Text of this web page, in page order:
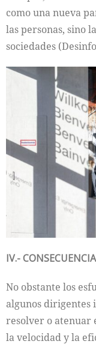
como una nueva
las personas, sino
sociedades
IV.-
No obstante los
algunos
resolver o atenuar
la velocidad y la